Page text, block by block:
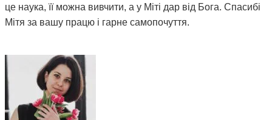
це наука, її можна вивчити, а у Міті дар від Бога. Спасибі
Мітя за вашу працю і гарне самопочуття.